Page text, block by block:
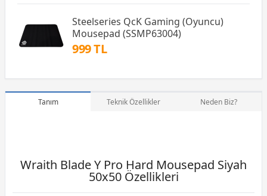
Steelseries QcK Gaming (Oyuncu)
Mousepad (SSMP63004)
999 TL
Tanım Teknik Özellikler Neden Biz?
Wraith Blade Y Pro Hard Mousepad Siyah
50x50 Özellikleri